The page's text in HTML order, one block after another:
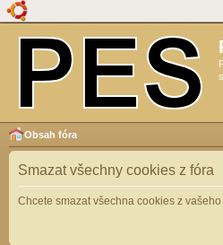
Obsah fóra
Smazat všechny cookies z fóra
Chcete smazat všechna cookies z